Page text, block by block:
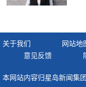
关于我们 网站地
意见反馈
本网站内容归星岛新闻集